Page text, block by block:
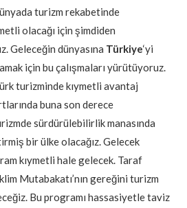
turizm rekabetinde
olacağı için şimdiden
Geleceğin dünyasına Türkiye‘yi
için bu çalışmaları yürütüyoruz.
turizminde kıymetli avantaj
buna son derece
sürdürülebilirlik manasında
bir ülke olacağız. Gelecek
kıymetli hale gelecek. Taraf
Mutabakatı’nın gereğini turizm
Bu programı hassasiyetle taviz